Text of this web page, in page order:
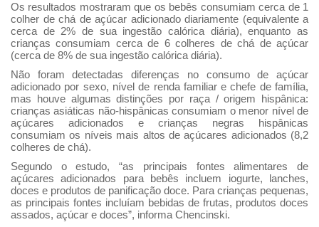
Os resultados mostraram que os bebês consumiam cerca de 1
colher de chá de açúcar adicionado diariamente (equivalente a
cerca de 2% de sua ingestão calórica diária), enquanto as
crianças consumiam cerca de 6 colheres de chá de açúcar
(cerca de 8% de sua ingestão calórica diária).
Não foram detectadas diferenças no consumo de açúcar
adicionado por sexo, nível de renda familiar e chefe de família,
mas houve algumas distinções por raça / origem hispânica:
crianças asiáticas não-hispânicas consumiam o menor nível de
açúcares adicionados e crianças negras hispânicas
consumiam os níveis mais altos de açúcares adicionados (8,2
colheres de chá).
Segundo o estudo, “as principais fontes alimentares de
açúcares adicionados para bebês incluem iogurte, lanches,
doces e produtos de panificação doce. Para crianças pequenas,
as principais fontes incluíam bebidas de frutas, produtos doces
assados, açúcar e doces”, informa Chencinski.